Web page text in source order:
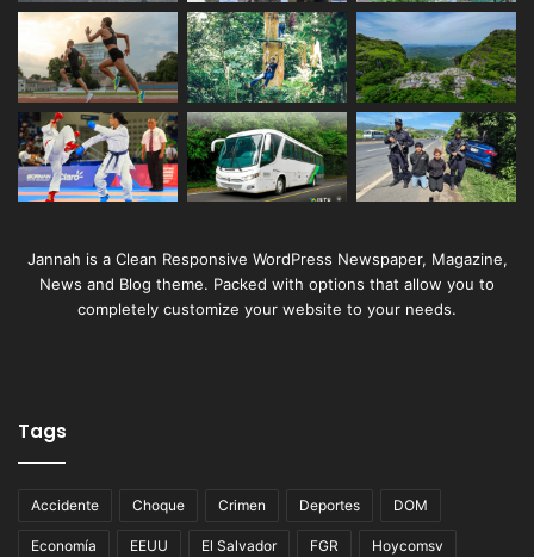
Jannah is a Clean Responsive WordPress Newspaper, Magazine,
News and Blog theme. Packed with options that allow you to
completely customize your website to your needs.
Tags
Accidente Choque Crimen Deportes DOM
Economía EEUU El Salvador FGR Hoycomsv